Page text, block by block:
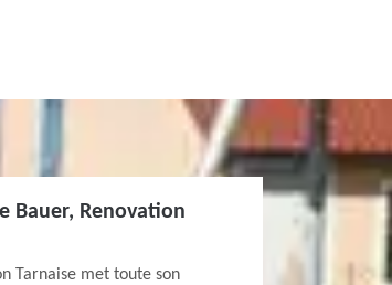
Bauer, Renovation
Tarnaise met toute son